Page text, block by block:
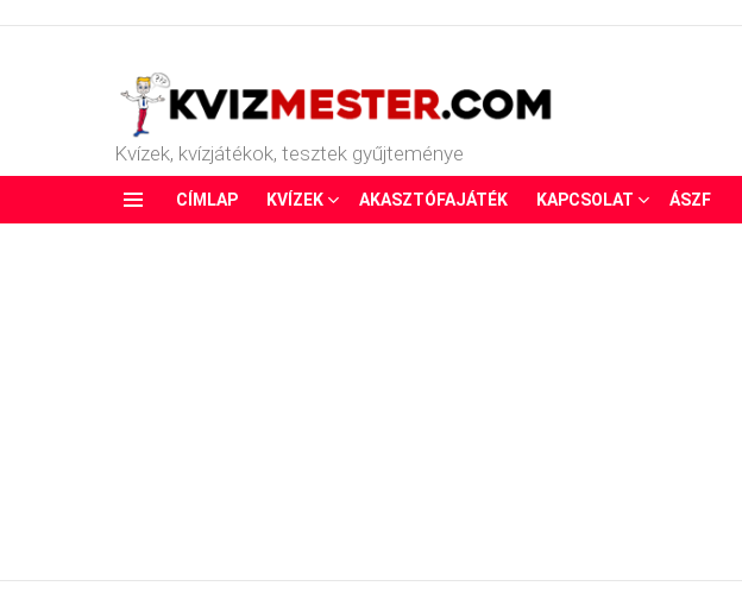
Kvízek, kvízjátékok, tesztek gyűjteménye
CÍMLAP KVÍZEK AKASZTÓFAJÁTÉK KAPCSOLAT ÁSZF